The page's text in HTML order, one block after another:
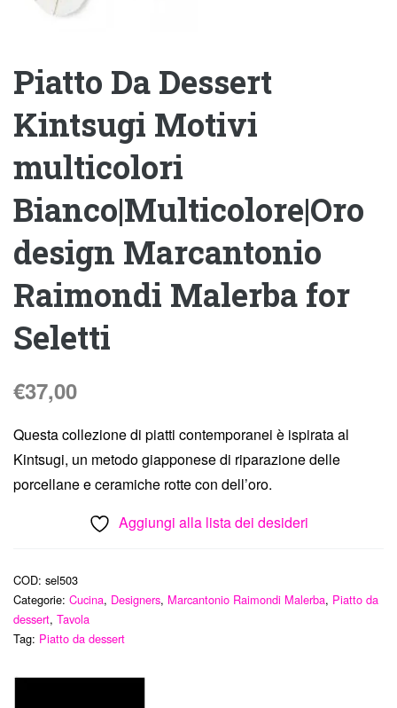
Piatto Da Dessert
Kintsugi Motivi
multicolori
Bianco|Multicolore|Oro
design Marcantonio
Raimondi Malerba for
Seletti
€37,00
Questa collezione di piatti contemporanei è ispirata al
Kintsugi, un metodo giapponese di riparazione delle
porcellane e ceramiche rotte con dell’oro.
Aggiungi alla lista dei desideri
COD: sel503
Categorie: Cucina, Designers, Marcantonio Raimondi Malerba, Piatto da
dessert, Tavola
Tag: Piatto da dessert